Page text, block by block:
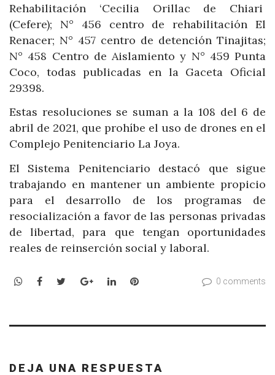
Rehabilitación ‘Cecilia Orillac de Chiari
(Cefere); N° 456 centro de rehabilitación El
Renacer; N° 457 centro de detención Tinajitas;
N° 458 Centro de Aislamiento y N° 459 Punta
Coco, todas publicadas en la Gaceta Oficial
29398.
Estas resoluciones se suman a la 108 del 6 de
abril de 2021, que prohíbe el uso de drones en el
Complejo Penitenciario La Joya.
El Sistema Penitenciario destacó que sigue
trabajando en mantener un ambiente propicio
para el desarrollo de los programas de
resocialización a favor de las personas privadas
de libertad, para que tengan oportunidades
reales de reinserción social y laboral.
WhatsApp
Facebook
TwitterGoogle+LinkedInPinterest 0 comments
DEJA UNA RESPUESTA